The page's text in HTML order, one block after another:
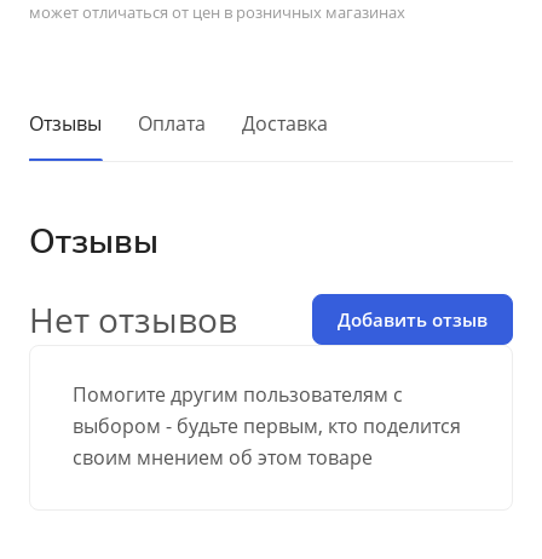
может отличаться от цен в розничных магазинах
Отзывы Оплата Доставка
Отзывы
Помогите другим пользователям с
выбором - будьте первым, кто поделится
своим мнением об этом товаре
Нет отзывов Добавить отзыв